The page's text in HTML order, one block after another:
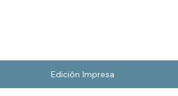
Edición Impresa